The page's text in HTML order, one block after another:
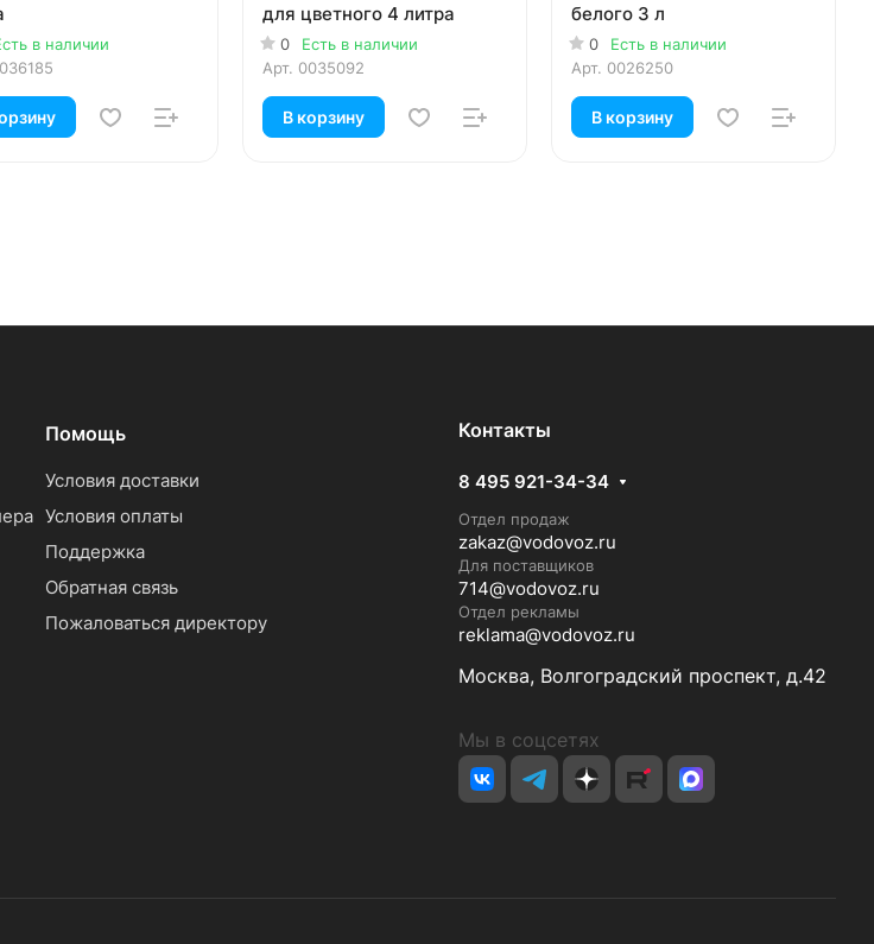
в наличии
для цветного 4 литра
0
Есть в наличии
Арт. 0035092
В корзину
белого 3 л
0
Есть в наличии
Арт. 0026250
В корзину
Помощь
Условия доставки
Условия оплаты
Поддержка
Обратная связь
Пожаловаться директору
Контакты
8 495 921-34-34
Отдел продаж
zakaz@vodovoz.ru
Для поставщиков
714@vodovoz.ru
Отдел рекламы
reklama@vodovoz.ru
Москва, Волгоградский проспект, д.42
Мы в соцсетях